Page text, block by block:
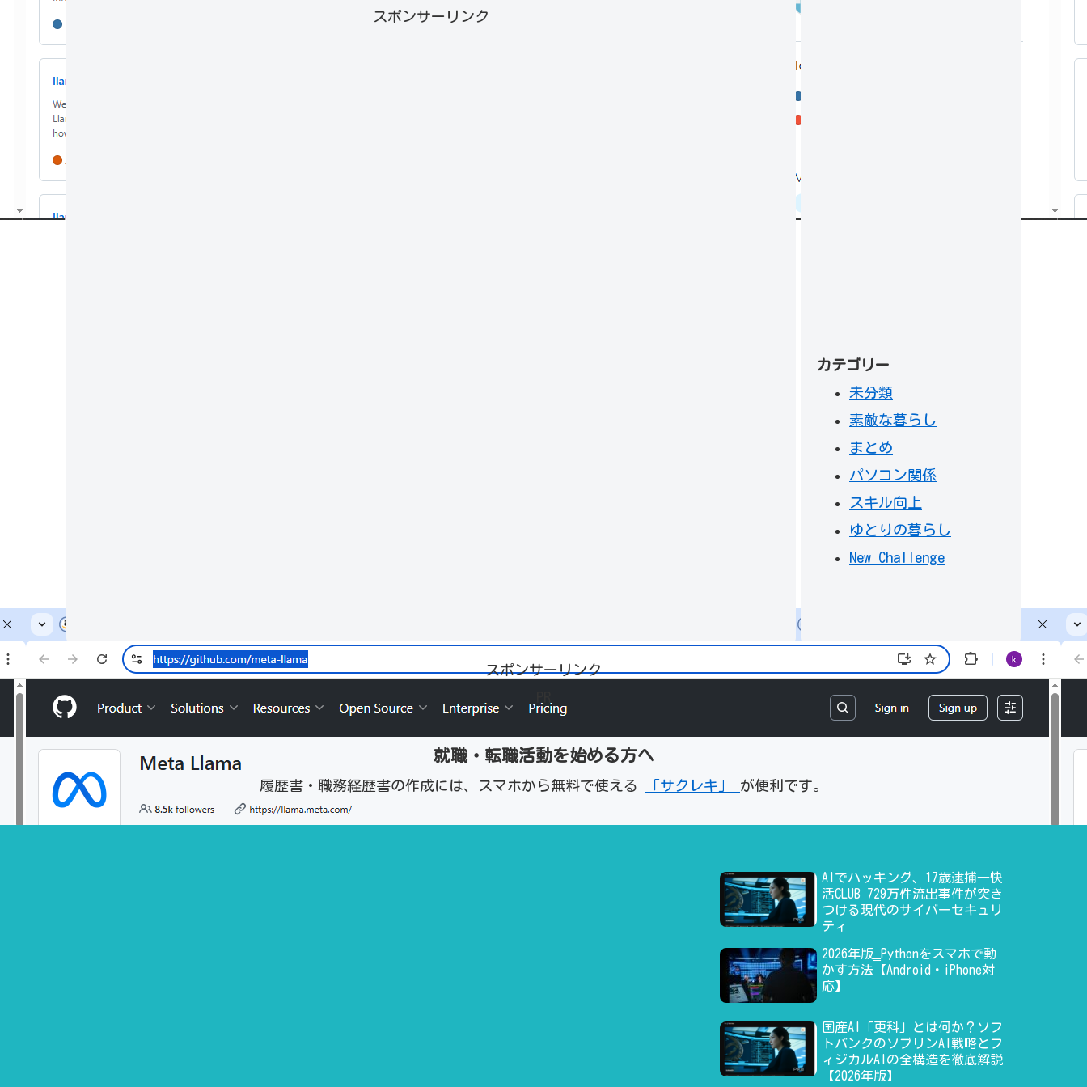
スポンサーリンク
カテゴリー
未分類
素敵な暮らし
まとめ
パソコン関係
スキル向上
ゆとりの暮らし
New Challenge
スポンサーリンク
就職・転職活動を始める方へ
履歴書・職務経歴書の作成には、スマホから無料で使える 「サクレキ」 が便利です。
AIでハッキング、17歳逮捕―快
活CLUB 729万件流出事件が突き
つける現代のサイバーセキュリ
ティ
2026年版‗Pythonをスマホで動
かす方法【Android・iPhone対
応】
国産AI「更科」とは何か？ソフ
トバンクのソブリンAI戦略とフ
ィジカルAIの全構造を徹底解説
【2026年版】